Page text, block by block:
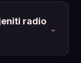
radio
⌄